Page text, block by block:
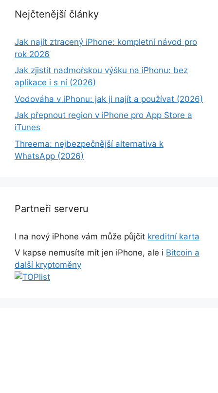
Nejčtenější články
Jak najít ztracený iPhone: kompletní návod pro
rok 2026
Jak zjistit nadmořskou výšku na iPhonu: bez
aplikace i s ní (2026)
Vodováha v iPhonu: jak ji najít a používat (2026)
Jak přepnout region v iPhone pro App Store a
iTunes
Threema: nejbezpečnější alternativa k
WhatsApp (2026)
Partneři serveru
I na nový iPhone vám může půjčit kreditní karta
V kapse nemusíte mít jen iPhone, ale i Bitcoin a
další kryptoměny